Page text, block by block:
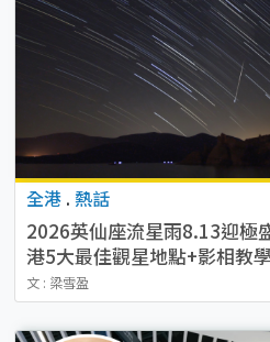
全港 . 熱話
2026英仙座流星雨8.13迎極
港5大最佳觀星地點+影相教學
文 : 梁雪盈